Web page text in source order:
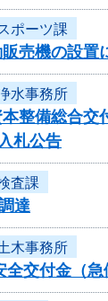
ポーツ課
売機の設置
水事務所
整備総合交
札公告
査課
達
木事務所
全交付金（